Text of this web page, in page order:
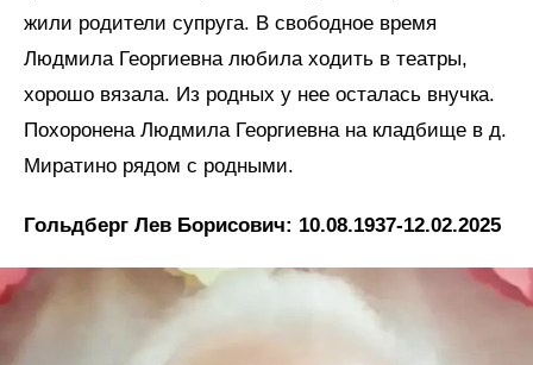
жили родители супруга. В свободное время
Людмила Георгиевна любила ходить в театры,
хорошо вязала. Из родных у нее осталась внучка.
Похоронена Людмила Георгиевна на кладбище в д.
Миратино рядом с родными.
Гольдберг Лев Борисович: 10.08.1937-12.02.2025